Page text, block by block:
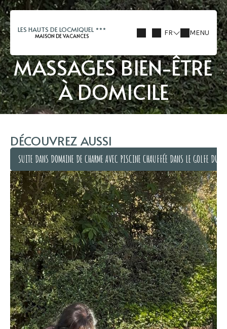
LES HAUTS DE LOCMIQUEL
MAISON DE VACANCES FR MENU
MASSAGES BIEN-ÊTRE
À DOMICILE
DÉCOUVREZ AUSSI
SUITE DANS DOMAINE DE CHARME AVEC PISCINE CHAUFFÉE DANS LE GOLFE DU
SUITE DANS DOMAINE DE CHARME AVEC PISCINE CHAUFFÉE DANS LE GOLFE DU